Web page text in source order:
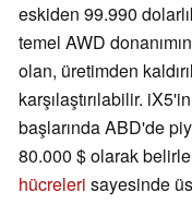
eskiden 99.990
temel AWD
olan, üretimden
karşılaştırılabilir.
başlarında ABD'de
80.000 $ olarak
hücreleri sayesinde